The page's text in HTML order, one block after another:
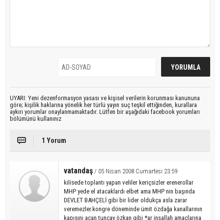
UYARI: Yeni dezenformasyon yasası ve kişisel verilerin korunması kanununa
göre; kişilik haklarına yönelik her türlü yayın suç teşkil ettiğinden, kurallara
aykırı yorumlar onaylanmamaktadır. Lütfen bir aşağıdaki facebook yorumları
bölümünü kullanınız
1 Yorum
vatandaş / 05 Nisan 2008 Cumartesi 23:59
kilisede toplantı yapan veliler keriçsizler erenerollar
MHP yede el atacaklardı elbet ama MHP nin başında
DEVLET BAHÇELİ gibi bir lider oldukça asla zarar
veremezler.kongre döneminde ümit özdağa kanallarının
kapısını açan tuncay özkan gibi *ar inşallah amaçlarına